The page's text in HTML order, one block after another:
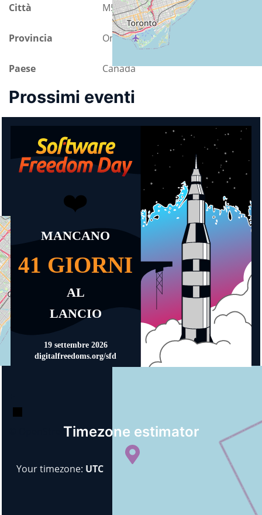
© OpenStreetMap
Città M5S 2N5 Toronto
Provincia Ontario
Paese Canada
Prossimi eventi
Timezone estimator
Your timezone: UTC